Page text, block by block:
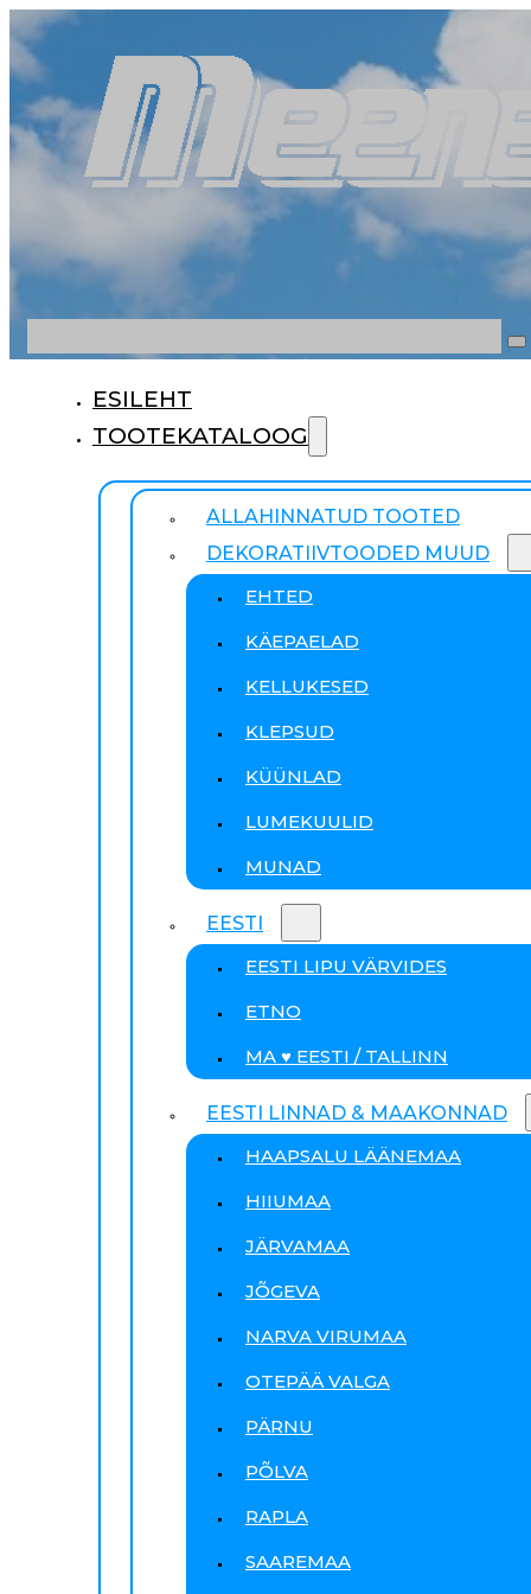
ESILEHT
TOOTEKATALOOG
ALLAHINNATUD TOOTED
DEKORATIIVTOODED MUUD
EHTED
KÄEPAELAD
KELLUKESED
KLEPSUD
KÜÜNLAD
LUMEKUULID
MUNAD
EESTI
EESTI LIPU VÄRVIDES
ETNO
MA ♥ EESTI / TALLINN
EESTI LINNAD & MAAKONNAD
HAAPSALU LÄÄNEMAA
HIIUMAA
JÄRVAMAA
JÕGEVA
NARVA VIRUMAA
OTEPÄÄ VALGA
PÄRNU
PÕLVA
RAPLA
SAAREMAA